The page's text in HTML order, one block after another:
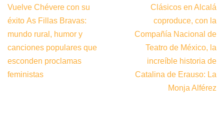
Vuelve Chévere con su
éxito As Fillas Bravas:
mundo rural, humor y
canciones populares que
esconden proclamas
feministas
Clásicos en Alcalá
coproduce, con la
Compañía Nacional de
Teatro de México, la
increíble historia de
Catalina de Erauso: La
Monja Alférez